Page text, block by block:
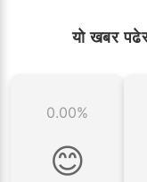
यो खबर
0.00%
😊